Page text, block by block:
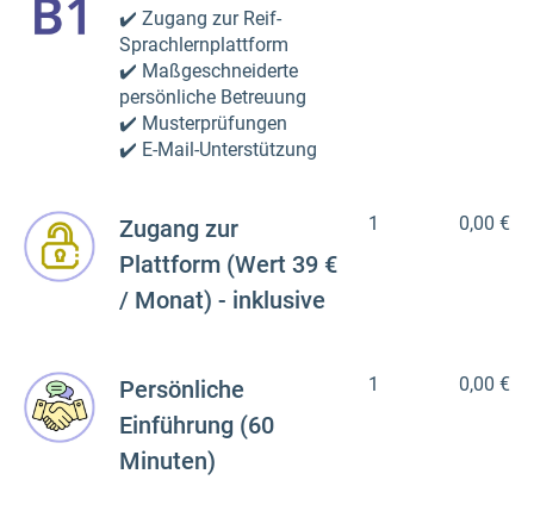
✔️ Zugang zur Reif-
Sprachlernplattform
✔️ Maßgeschneiderte
persönliche Betreuung
✔️ Musterprüfungen
✔️ E-Mail-Unterstützung
Zugang zur
Plattform (Wert 39 €
/ Monat) - inklusive
1 0,00 €
Persönliche
Einführung (60
Minuten)
1 0,00 €